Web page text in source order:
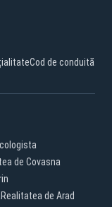
Cod de conduită
de Covasna
Realitatea de Arad